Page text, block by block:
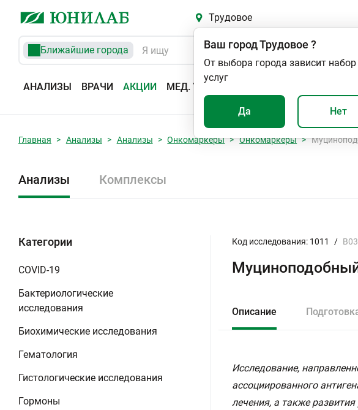
Трудовое
Ближайшие города
АНАЛИЗЫ ВРАЧИ АКЦИИ МЕД. УСЛУГИ
Ваш городТрудовое ?
От выбора города зависит набор
услуг
Да Нет
Главная Анализы Анализы Онкомаркеры Онкомаркеры
Анализы Комплексы
Категории
COVID-19
Бактериологические
исследования
Биохимические исследования
Гематология
Гистологические исследования
Гормоны
Код исследования: 1011 /
Описание
Исследование,
ассоциированного
лечения, а также